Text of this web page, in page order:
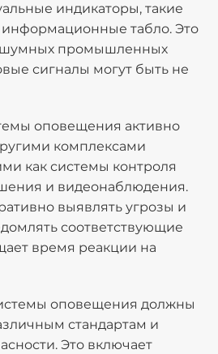
индикаторы, такие
информационные табло. Это
шумных промышленных
сигналы могут быть не
оповещения активно
комплексами
как системы контроля
и видеонаблюдения.
выявлять угрозы и
соответствующие
время реакции на
оповещения должны
стандартам и
Это включает